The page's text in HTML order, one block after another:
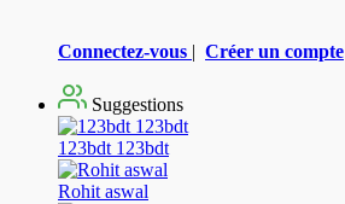
Connectez-vous | Créer un compte
Suggestions
123bdt 123bdt
Rohit aswal